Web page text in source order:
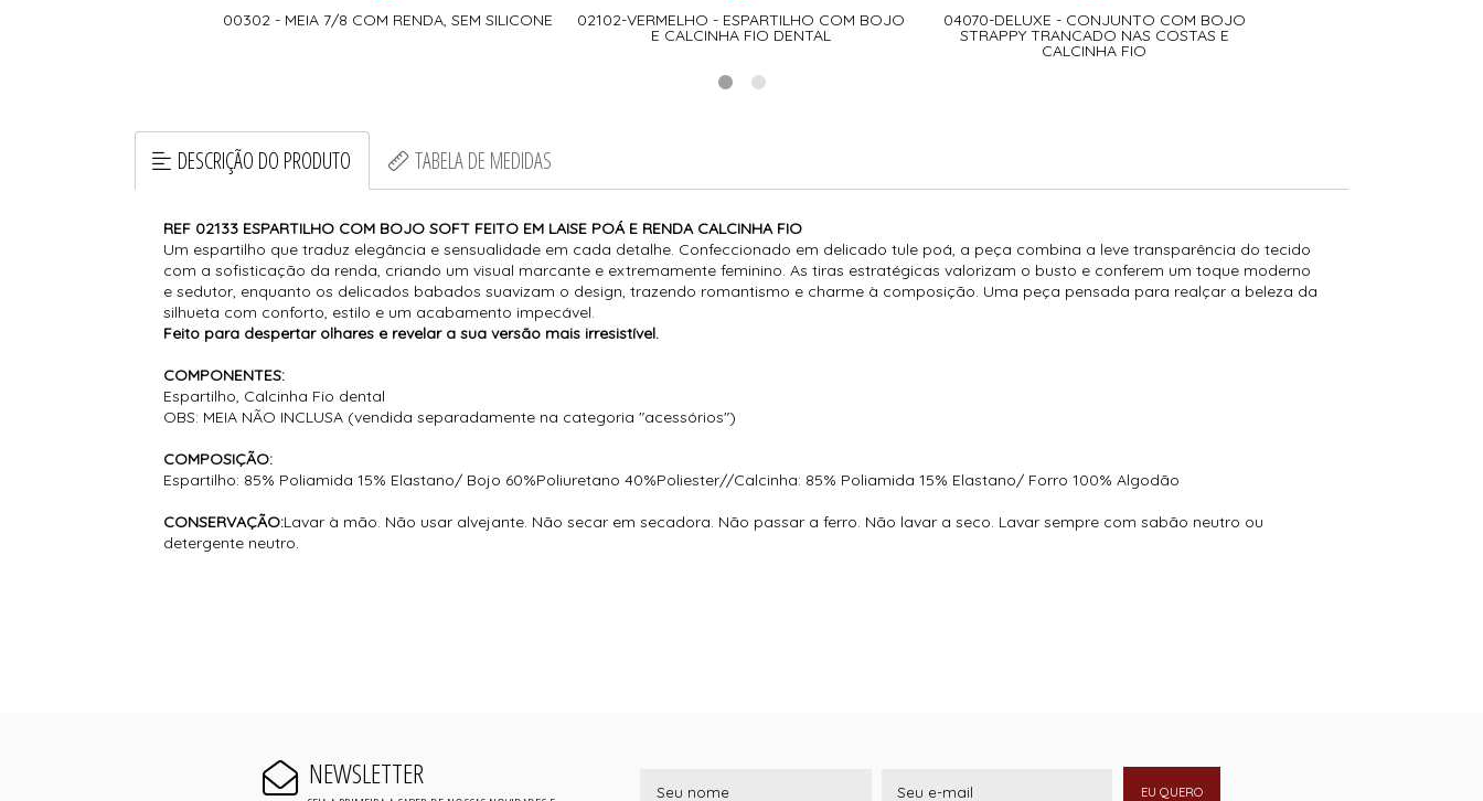
00302 - MEIA 7/8 COM RENDA, SEM SILICONE 02102-VERMELHO - ESPARTILHO COM BOJO
E CALCINHA FIO DENTAL
04070-DELUXE - CONJUNTO COM BOJO
STRAPPY TRANCADO NAS COSTAS E
CALCINHA FIO
DESCRIÇÃO DO PRODUTO TABELA DE MEDIDAS
REF 02133 ESPARTILHO COM BOJO SOFT FEITO EM LAISE POÁ E RENDA CALCINHA FIO
Um espartilho que traduz elegância e sensualidade em cada detalhe. Confeccionado em delicado tule poá, a peça combina a leve transparência do tecido
com a sofisticação da renda, criando um visual marcante e extremamente feminino. As tiras estratégicas valorizam o busto e conferem um toque moderno
e sedutor, enquanto os delicados babados suavizam o design, trazendo romantismo e charme à composição. Uma peça pensada para realçar a beleza da
silhueta com conforto, estilo e um acabamento impecável.
Feito para despertar olhares e revelar a sua versão mais irresistível.
COMPONENTES:
Espartilho, Calcinha Fio dental
OBS: MEIA NÃO INCLUSA (vendida separadamente na categoria "acessórios")
COMPOSIÇÃO:
Espartilho: 85% Poliamida 15% Elastano/ Bojo 60%Poliuretano 40%Poliester//Calcinha: 85% Poliamida 15% Elastano/ Forro 100% Algodão
CONSERVAÇÃO:Lavar à mão. Não usar alvejante. Não secar em secadora. Não passar a ferro. Não lavar a seco. Lavar sempre com sabão neutro ou
detergente neutro.
NEWSLETTER
EU QUERO